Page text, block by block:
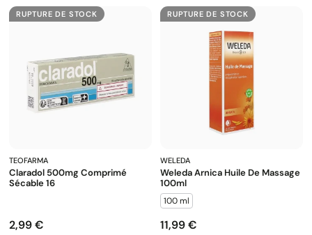
RUPTURE DE STOCK
TEOFARMA
Claradol 500mg Comprimé
Sécable 16
Prix
2,99 €
RUPTURE DE STOCK
WELEDA
Weleda Arnica Huile De Massage
100ml
100 ml
Prix
11,99 €